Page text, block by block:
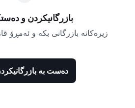
بازرگانیکردن و
زیرەکانە بازرگانی بکە و ئەمڕۆ
دەست بە